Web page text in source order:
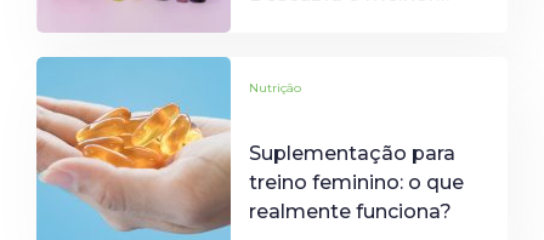
Nutrição
Suplementação para
treino feminino: o que
realmente funciona?